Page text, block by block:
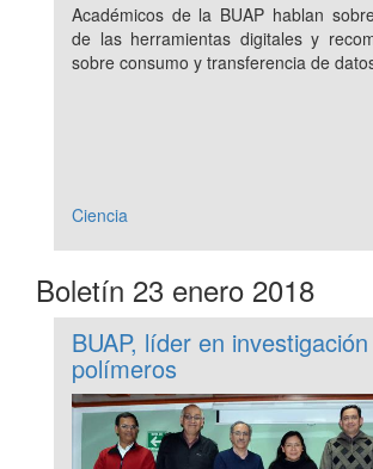
Académicos de la BUAP hablan
de las herramientas digitales y
sobre consumo y transferencia de
Ciencia
Boletín 23 enero 2018
BUAP, líder en
polímeros